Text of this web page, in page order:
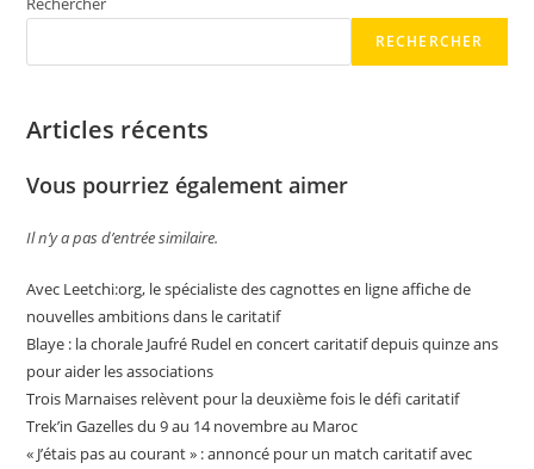
RECHERCHER
Articles récents
Vous pourriez également aimer
Il n’y a pas d’entrée similaire.
Avec Leetchi:org, le spécialiste des cagnottes en ligne affiche de
nouvelles ambitions dans le caritatif
Blaye : la chorale Jaufré Rudel en concert caritatif depuis quinze ans
pour aider les associations
Trois Marnaises relèvent pour la deuxième fois le défi caritatif
Trek’in Gazelles du 9 au 14 novembre au Maroc
« J’étais pas au courant » : annoncé pour un match caritatif avec